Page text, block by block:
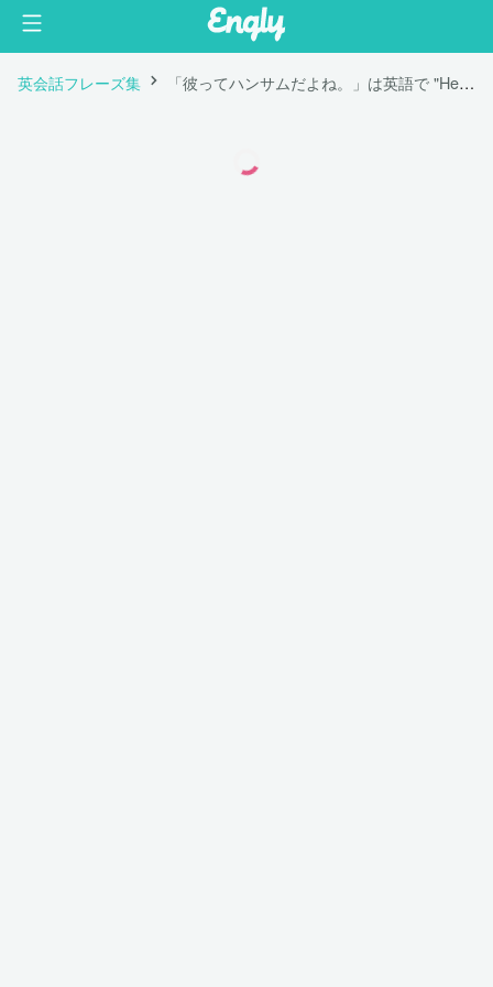
英会話フレーズ集 「彼ってハンサムだよね。」は英語で "He is handsome."